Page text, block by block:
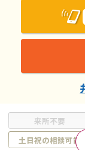
来所不要
土日祝の相談可能